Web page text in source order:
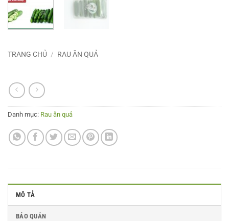
TRANG CHỦ / RAU ĂN QUẢ
Danh mục: Rau ăn quả
MÔ TẢ
BẢO QUẢN